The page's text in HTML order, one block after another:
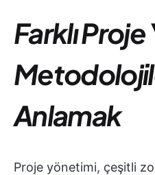
Farklı
Anlamak
Proje yönetimi, çeşitli